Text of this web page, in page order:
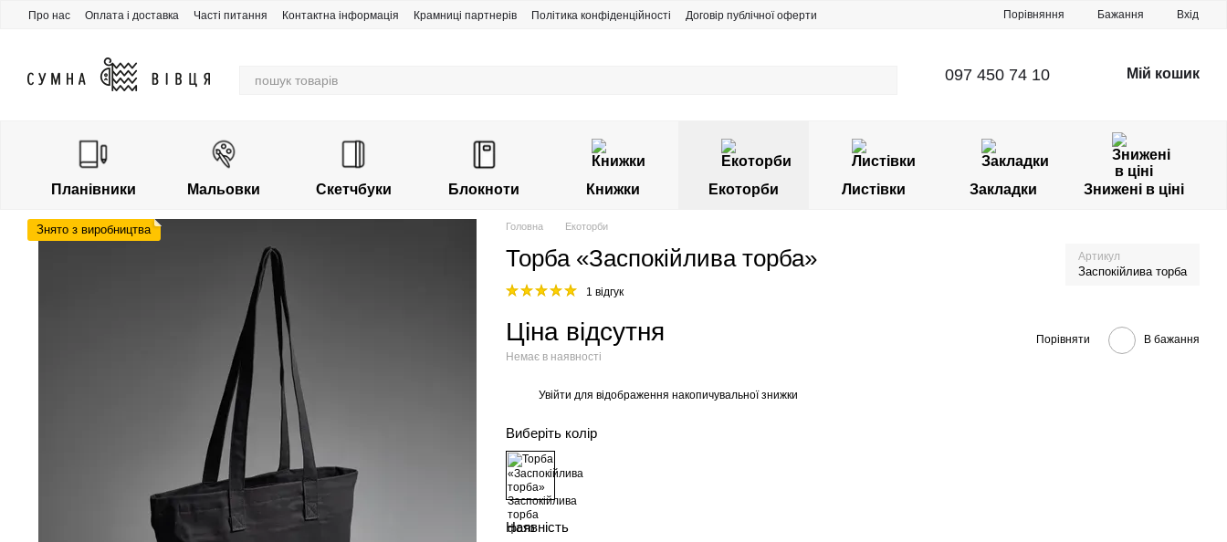
Перейти до основного контенту
Про нас Оплата і доставка Часті питання Контактна інформація Крамниці партнерів Політика конфіденційності
Договір публічної оферти
Порівняння Бажання Вхід
097 450 74 10 Мій кошик
Планівники Мальовки Скетчбуки Блокноти Книжки Екоторби Листівки Закладки Знижені в ціні
Знято з виробництва Головна Екоторби
Торба «Заспокійлива торба» Артикул
Заспокійлива торба
1 відгук
Ціна відсутня
Немає в наявності
Порівняти В бажання
Увійти для відображення накопичувальної знижки
Виберіть колір
Наявність